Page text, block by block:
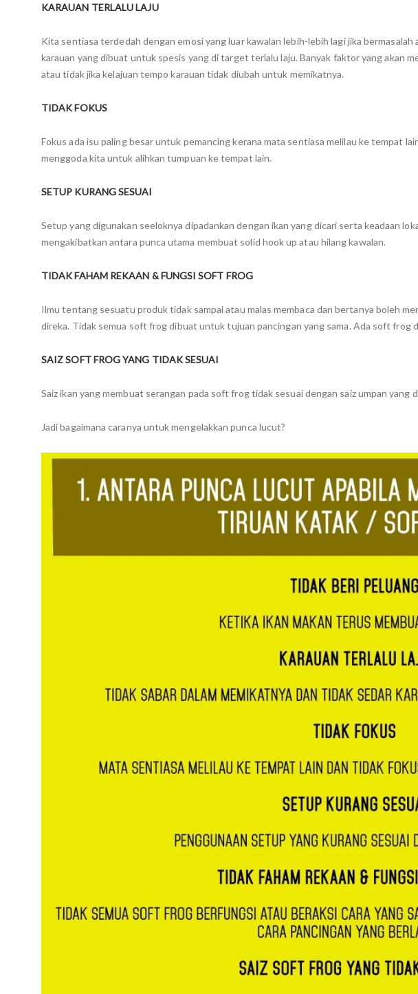
KARAUAN TERLALU LAJU
Kita sentiasa terdedah dengan emosi yang luar kawalan lebih-lebih lagi jika
karauan yang dibuat untuk spesis yang di target terlalu laju. Banyak faktor yang akan
atau tidak jika kelajuan tempo karauan tidak diubah untuk memikatnya.
TIDAK FOKUS
Fokus ada isu paling besar untuk pemancing kerana mata sentiasa melilau ke tempat
menggoda kita untuk alihkan tumpuan ke tempat lain.
SETUP KURANG SESUAI
Setup yang digunakan seeloknya dipadankan dengan ikan yang dicari serta keadaan
mengakibatkan antara punca utama membuat solid hook up atau hilang kawalan.
TIDAK FAHAM REKAAN & FUNGSI SOFT FROG
Ilmu tentang sesuatu produk tidak sampai atau malas membaca dan bertanya boleh
direka. Tidak semua soft frog dibuat untuk tujuan pancingan yang sama. Ada soft frog
SAIZ SOFT FROG YANG TIDAK SESUAI
Saiz ikan yang membuat serangan pada soft frog tidak sesuai dengan saiz umpan yang
Jadi bagaimana caranya untuk mengelakkan punca lucut?